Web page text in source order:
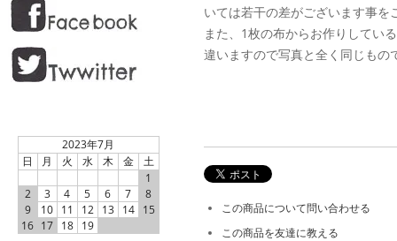
いては若干の差がございます事を
また、1枚の布からお作りしてい
違いますので写真と全く同じもの
この商品について問い合わせる
この商品を友達に教える
2023年7月
日
月 火 水 木 金
土
1
2
3 4 5 6 7
8
9
10 11 12 13 14 15
16 17 18 19